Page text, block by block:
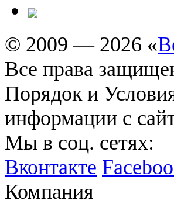
© 2009 — 2026 «
Все права
Порядок и
информации с
Мы в соц. сетях:
Вконтакте
Компания